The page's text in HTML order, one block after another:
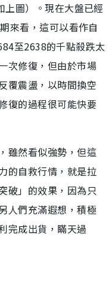
上圖）。現在大盤已經
來看，這可以看作自
至2638的千點殺跌太
次修復，但由於市場
覆震盪，以時間換空
復的過程很可能快要
雖然看似強勢，但這
的自救行情，就是拉
破」的效果，因為只
人們充滿遐想，積極
完成出貨，瞞天過